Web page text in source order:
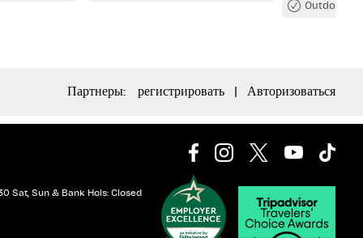
Outdoor
Партнеры: регистрировать Авторизоваться
Sat, Sun & Bank Hols: Closed